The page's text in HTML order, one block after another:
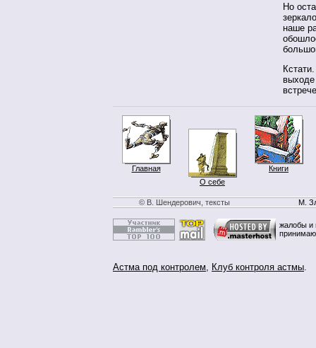
Но
наше
Главная
О себе
Книги
© В. Шендерович, тексты М.
жалобы и
Астма под контролем, Клуб контроля астмы.